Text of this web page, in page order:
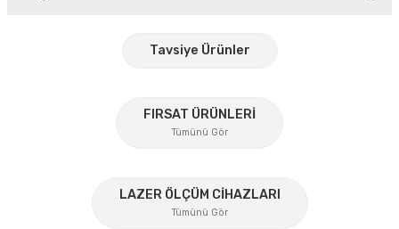
Ürün bilgilerinde hatalar bulunuyor.
Tavsiye Ürünler
FIRSAT ÜRÜNLERİ
Tümünü Gör
LAZER ÖLÇÜM CİHAZLARI
Tümünü Gör